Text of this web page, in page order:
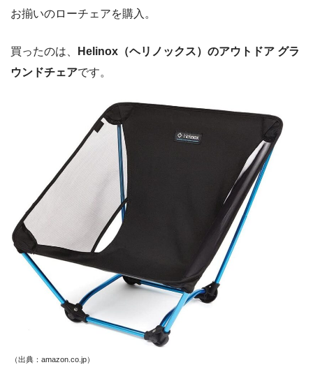
お揃いのローチェアを購入。
買ったのは、
Helinox（ヘリノックス）のアウトドア グラ
ウンドチェアです。
（出典：amazon.co.jp）